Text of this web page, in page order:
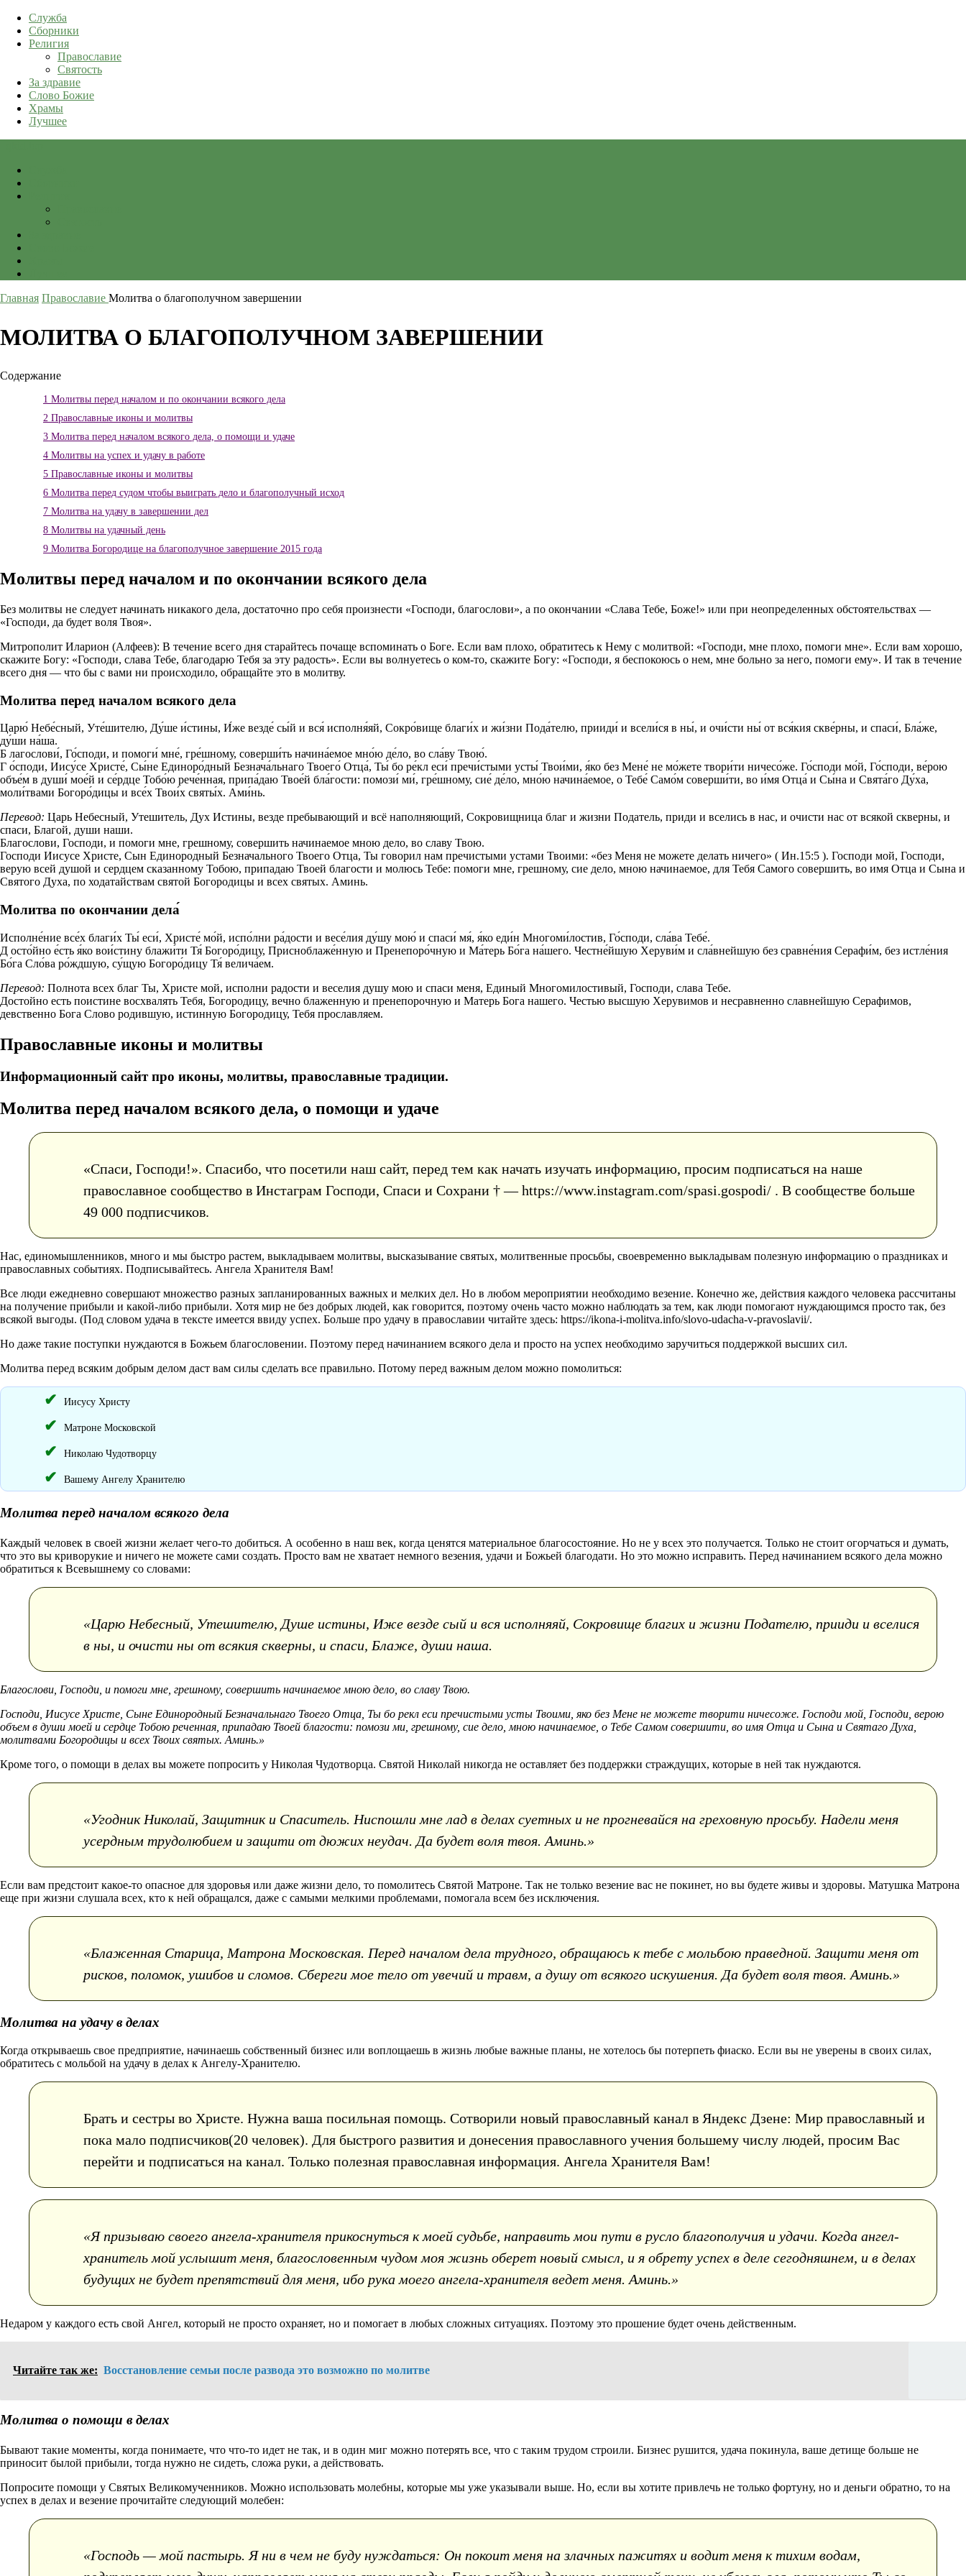
Служба
Сборники
Религия
Православие
Святость
За здравие
Слово Божие
Храмы
Лучшее
Главная Православие Молитва о благополучном завершении
МОЛИТВА О БЛАГОПОЛУЧНОМ ЗАВЕРШЕНИИ
Содержание
1 Молитвы перед началом и по окончании всякого дела
2 Православные иконы и молитвы
3 Молитва перед началом всякого дела, о помощи и удаче
4 Молитвы на успех и удачу в работе
5 Православные иконы и молитвы
6 Молитва перед судом чтобы выиграть дело и благополучный исход
7 Молитва на удачу в завершении дел
8 Молитвы на удачный день
9 Молитва Богородице на благополучное завершение 2015 года
Молитвы перед началом и по окончании всякого дела
Без молитвы не следует начинать никакого дела, достаточно про себя произнести «Господи, благослови», а по окончании «Слава Тебе, Боже!» или при неопределенных обстоятельствах —
«Господи, да будет воля Твоя».
Митрополит Иларион (Алфеев): В течение всего дня старайтесь почаще вспоминать о Боге. Если вам плохо, обратитесь к Нему с молитвой: «Господи, мне плохо, помоги мне». Если вам хорошо,
скажите Богу: «Господи, слава Тебе, благодарю Тебя за эту радость». Если вы волнуетесь о ком-то, скажите Богу: «Господи, я беспокоюсь о нем, мне больно за него, помоги ему». И так в течение
всего дня — что бы с вами ни происходило, обращайте это в молитву.
Молитва перед началом всякого дела
Царю́ Небе́сный, Уте́шителю, Ду́ше и́стины, И́же везде́ сы́й и вся́ исполня́яй, Сокро́вище благи́х и жи́зни Пода́телю, прииди́ и всели́ся в ны́, и очи́сти ны́ от вся́кия скве́рны, и спаси́, Бла́же,
ду́ши на́ша.
Б лагослови́, Го́споди, и помоги́ мне́, гре́шному, соверши́ть начина́емое мно́ю де́ло, во сла́ву Твою́.
Г о́споди, Иису́се Христе́, Сы́не Единоро́дный Безнача́льнаго Твоего́ Отца́, Ты́ бо ре́кл еси́ пречи́стыми усты́ Твои́ми, я́ко без Мене́ не мо́жете твори́ти ничесо́же. Го́споди мо́й, Го́споди, ве́рою
объе́м в души́ мое́й и се́рдце Тобо́ю рече́нная, припа́даю Твое́й бла́гости: помози́ ми́, гре́шному, сие́ де́ло, мно́ю начина́емое, о Тебе́ Само́м соверши́ти, во и́мя Отца́ и Сы́на и Свята́го Ду́ха,
моли́твами Богоро́дицы и все́х Твои́х святы́х. Ами́нь.
Перевод: Царь Небесный, Утешитель, Дух Истины, везде пребывающий и всё наполняющий, Сокровищница благ и жизни Податель, приди и вселись в нас, и очисти нас от всякой скверны, и
спаси, Благой, души наши.
Благослови, Господи, и помоги мне, грешному, совершить начинаемое мною дело, во славу Твою.
Господи Иисусе Христе, Сын Единородный Безначального Твоего Отца, Ты говорил нам пречистыми устами Твоими: «без Меня не можете делать ничего» ( Ин.15:5 ). Господи мой, Господи,
верую всей душой и сердцем сказанному Тобою, припадаю Твоей благости и молюсь Тебе: помоги мне, грешному, сие дело, мною начинаемое, для Тебя Самого совершить, во имя Отца и Сына и
Святого Духа, по ходатайствам святой Богородицы и всех святых. Аминь.
Молитва по окончании дела́
Исполне́ние все́х благи́х Ты́ еси́, Христе́ мо́й, испо́лни ра́дости и весе́лия ду́шу мою́ и спаси́ мя́, я́ко еди́н Многоми́лостив, Го́споди, сла́ва Тебе́.
Д осто́йно е́сть я́ко вои́стину блажи́ти Тя́ Богоро́дицу, Присноблаже́нную и Пренепоро́чную и Ма́терь Бо́га на́шего. Честне́йшую Херуви́м и сла́внейшую без сравне́ния Серафи́м, без истле́ния
Бо́га Сло́ва ро́ждшую, су́щую Богоро́дицу Тя́ велича́ем.
Перевод: Полнота всех благ Ты, Христе мой, исполни радости и веселия душу мою и спаси меня, Единый Многомилостивый, Господи, слава Тебе.
Достойно есть поистине восхвалять Тебя, Богородицу, вечно блаженную и пренепорочную и Матерь Бога нашего. Честью высшую Херувимов и несравненно славнейшую Серафимов,
девственно Бога Слово родившую, истинную Богородицу, Тебя прославляем.
Православные иконы и молитвы
Информационный сайт про иконы, молитвы, православные традиции.
Молитва перед началом всякого дела, о помощи и удаче
«Спаси, Господи!». Спасибо, что посетили наш сайт, перед тем как начать изучать информацию, просим подписаться на наше
православное сообщество в Инстаграм Господи, Спаси и Сохрани † — https://www.instagram.com/spasi.gospodi/ . В сообществе больше
49 000 подписчиков.
Нас, единомышленников, много и мы быстро растем, выкладываем молитвы, высказывание святых, молитвенные просьбы, своевременно выкладывам полезную информацию о праздниках и
православных событиях. Подписывайтесь. Ангела Хранителя Вам!
Все люди ежедневно совершают множество разных запланированных важных и мелких дел. Но в любом мероприятии необходимо везение. Конечно же, действия каждого человека рассчитаны
на получение прибыли и какой-либо прибыли. Хотя мир не без добрых людей, как говорится, поэтому очень часто можно наблюдать за тем, как люди помогают нуждающимся просто так, без
всякой выгоды. (Под словом удача в тексте имеется ввиду успех. Больше про удачу в православии читайте здесь: https://ikona-i-molitva.info/slovo-udacha-v-pravoslavii/.
Но даже такие поступки нуждаются в Божьем благословении. Поэтому перед начинанием всякого дела и просто на успех необходимо заручиться поддержкой высших сил.
Молитва перед всяким добрым делом даст вам силы сделать все правильно. Потому перед важным делом можно помолиться:
Иисусу Христу
Матроне Московской
Николаю Чудотворцу
Вашему Ангелу Хранителю
Молитва перед началом всякого дела
Каждый человек в своей жизни желает чего-то добиться. А особенно в наш век, когда ценятся материальное благосостояние. Но не у всех это получается. Только не стоит огорчаться и думать,
что это вы криворукие и ничего не можете сами создать. Просто вам не хватает немного везения, удачи и Божьей благодати. Но это можно исправить. Перед начинанием всякого дела можно
обратиться к Всевышнему со словами:
«Царю Небесный, Утешителю, Душе истины, Иже везде сый и вся исполняяй, Сокровище благих и жизни Подателю, прииди и вселися
в ны, и очисти ны от всякия скверны, и спаси, Блаже, души наша.
Благослови, Господи, и помоги мне, грешному, совершить начинаемое мною дело, во славу Твою.
Господи, Иисусе Христе, Сыне Единородный Безначальнаго Твоего Отца, Ты бо рекл еси пречистыми усты Твоими, яко без Мене не можете творити ничесоже. Господи мой, Господи, верою
объем в души моей и сердце Тобою реченная, припадаю Твоей благости: помози ми, грешному, сие дело, мною начинаемое, о Тебе Самом совершити, во имя Отца и Сына и Святаго Духа,
молитвами Богородицы и всех Твоих святых. Аминь.»
Кроме того, о помощи в делах вы можете попросить у Николая Чудотворца. Святой Николай никогда не оставляет без поддержки страждущих, которые в ней так нуждаются.
«Угодник Николай, Защитник и Спаситель. Ниспошли мне лад в делах суетных и не прогневайся на греховную просьбу. Надели меня
усердным трудолюбием и защити от дюжих неудач. Да будет воля твоя. Аминь.»
Если вам предстоит какое-то опасное для здоровья или даже жизни дело, то помолитесь Святой Матроне. Так не только везение вас не покинет, но вы будете живы и здоровы. Матушка Матрона
еще при жизни слушала всех, кто к ней обращался, даже с самыми мелкими проблемами, помогала всем без исключения.
«Блаженная Старица, Матрона Московская. Перед началом дела трудного, обращаюсь к тебе с мольбою праведной. Защити меня от
рисков, поломок, ушибов и сломов. Сбереги мое тело от увечий и травм, а душу от всякого искушения. Да будет воля твоя. Аминь.»
Молитва на удачу в делах
Когда открываешь свое предприятие, начинаешь собственный бизнес или воплощаешь в жизнь любые важные планы, не хотелось бы потерпеть фиаско. Если вы не уверены в своих силах,
обратитесь с мольбой на удачу в делах к Ангелу-Хранителю.
Брать и сестры во Христе. Нужна ваша посильная помощь. Сотворили новый православный канал в Яндекс Дзене: Мир православный и
пока мало подписчиков(20 человек). Для быстрого развития и донесения православного учения большему числу людей, просим Вас
перейти и подписаться на канал. Только полезная православная информация. Ангела Хранителя Вам!
«Я призываю своего ангела-хранителя прикоснуться к моей судьбе, направить мои пути в русло благополучия и удачи. Когда ангел-
хранитель мой услышит меня, благословенным чудом моя жизнь оберет новый смысл, и я обрету успех в деле сегодняшнем, и в делах
будущих не будет препятствий для меня, ибо рука моего ангела-хранителя ведет меня. Аминь.»
Недаром у каждого есть свой Ангел, который не просто охраняет, но и помогает в любых сложных ситуациях. Поэтому это прошение будет очень действенным.
Читайте так же: Восстановление семьи после развода это возможно по молитве
Молитва о помощи в делах
Бывают такие моменты, когда понимаете, что что-то идет не так, и в один миг можно потерять все, что с таким трудом строили. Бизнес рушится, удача покинула, ваше детище больше не
приносит былой прибыли, тогда нужно не сидеть, сложа руки, а действовать.
Попросите помощи у Святых Великомученников. Можно использовать молебны, которые мы уже указывали выше. Но, если вы хотите привлечь не только фортуну, но и деньги обратно, то на
успех в делах и везение прочитайте следующий молебен:
«Господь — мой пастырь. Я ни в чем не буду нуждаться: Он покоит меня на злачных пажитях и водит меня к тихим водам,